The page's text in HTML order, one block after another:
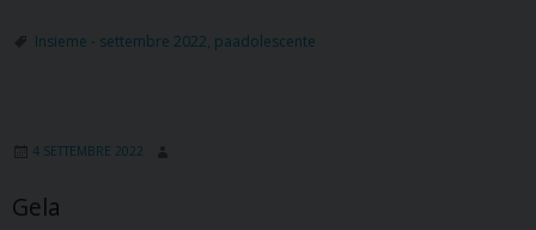
s(t)iamo:
Villaurea
Insieme - settembre 2022 paadolescente
4 SETTEMBRE 2022
Gela